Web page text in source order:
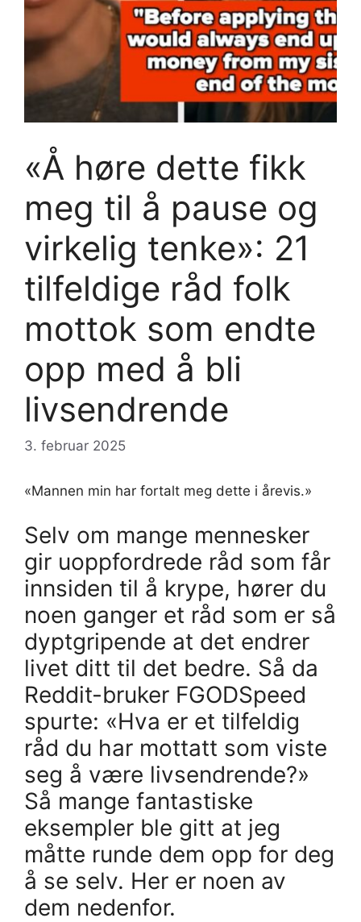
«Å høre dette fikk
meg til å pause og
virkelig tenke»: 21
tilfeldige råd folk
mottok som endte
opp med å bli
livsendrende
3. februar 2025
«Mannen min har fortalt meg dette i årevis.»
Selv om mange mennesker
gir uoppfordrede råd som får
innsiden til å krype, hører du
noen ganger et råd som er så
dyptgripende at det endrer
livet ditt til det bedre. Så da
Reddit-bruker FGODSpeed ​​
spurte: «Hva er et tilfeldig
råd du har mottatt som viste
seg å være livsendrende?»
Så mange fantastiske
eksempler ble gitt at jeg
måtte runde dem opp for deg
å se selv. Her er noen av
dem nedenfor.